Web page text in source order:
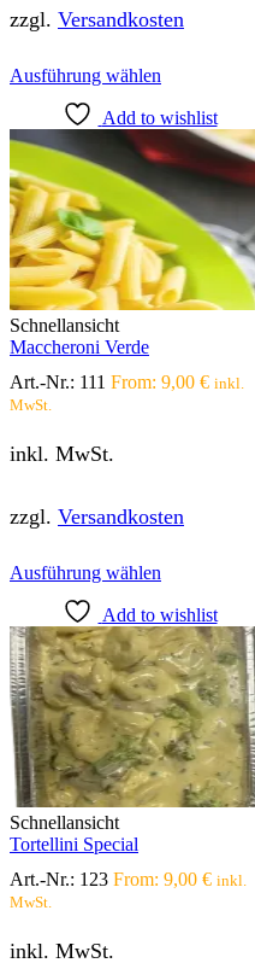
zzgl. Versandkosten
Ausführung wählen
weist
mehrere
Varianten
auf.
Die
Optionen
können
auf
der
Produktseite
Add to wishlist
Schnellansicht
Maccheroni Verde
Art.-Nr.: 111 From: 9,00 € inkl.
MwSt.
inkl. MwSt.
zzgl. Versandkosten
Ausführung wählen
weist
mehrere
Varianten
auf.
Die
Optionen
können
auf
der
Produktseite
Add to wishlist
Schnellansicht
Tortellini Special
Art.-Nr.: 123 From: 9,00 € inkl.
MwSt.
inkl. MwSt.